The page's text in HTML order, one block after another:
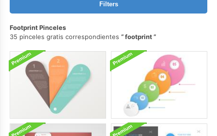
Filters
Footprint Pinceles
35 pinceles gratis correspondientes
footprint